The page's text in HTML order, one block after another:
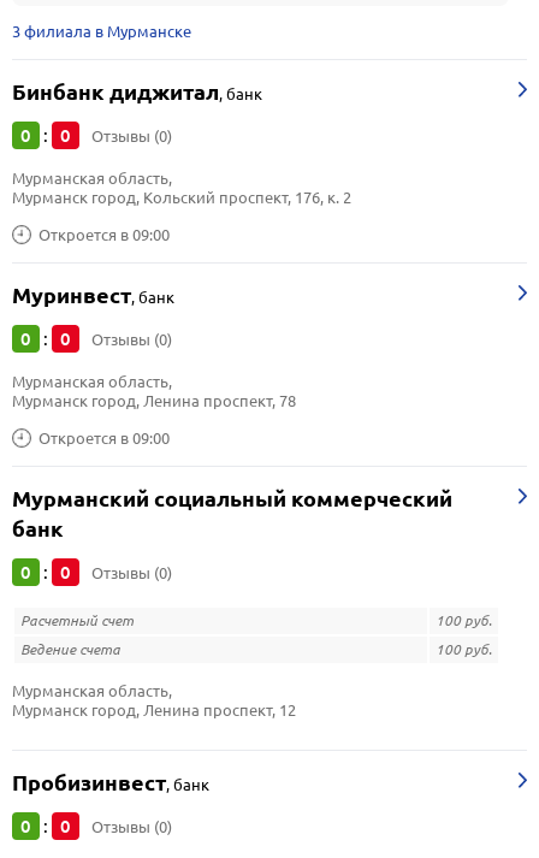
3 филиала в Мурманске
Бинбанк диджитал,банк
0 : 0 Отзывы (0)
Откроется в 09:00
Мурманская область,
Мурманск город, Кольский проспект, 176, к. 2
Муринвест,банк
0 : 0 Отзывы (0)
Откроется в 09:00
Мурманская область,
Мурманск город, Ленина проспект, 78
Мурманский социальный коммерческий
банк
0 : 0 Отзывы (0)
Расчетный счет
100 руб.
Ведение счета
100 руб.
Мурманская область,
Мурманск город, Ленина проспект, 12
Пробизинвест,банк
0 : 0 Отзывы (0)